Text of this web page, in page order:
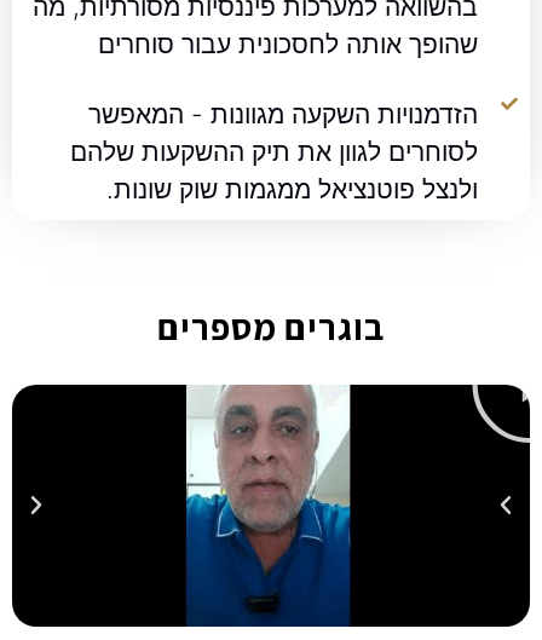
בהשוואה למערכות פיננסיות מסורתיות, מה
שהופך אותה לחסכונית עבור סוחרים
הזדמנויות השקעה מגוונות - המאפשר
לסוחרים לגוון את תיק ההשקעות שלהם
ולנצל פוטנציאל ממגמות שוק שונות.
בוגרים מספרים